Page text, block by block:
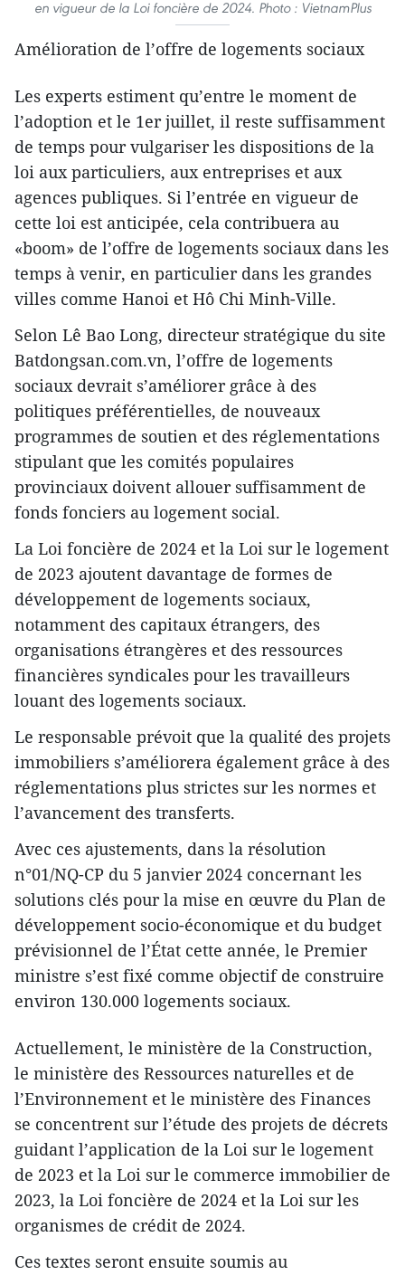
en vigueur de la Loi foncière de 2024. Photo : VietnamPlus
Amélioration de l’offre de logements sociaux
Les experts estiment qu’entre le moment de
l’adoption et le 1er juillet, il reste suffisamment
de temps pour vulgariser les dispositions de la
loi aux particuliers, aux entreprises et aux
agences publiques. Si l’entrée en vigueur de
cette loi est anticipée, cela contribuera au
«boom» de l’offre de logements sociaux dans les
temps à venir, en particulier dans les grandes
villes comme Hanoi et Hô Chi Minh-Ville.
Selon Lê Bao Long, directeur stratégique du site
Batdongsan.com.vn, l’offre de logements
sociaux devrait s’améliorer grâce à des
politiques préférentielles, de nouveaux
programmes de soutien et des réglementations
stipulant que les comités populaires
provinciaux doivent allouer suffisamment de
fonds fonciers au logement social.
La Loi foncière de 2024 et la Loi sur le logement
de 2023 ajoutent davantage de formes de
développement de logements sociaux,
notamment des capitaux étrangers, des
organisations étrangères et des ressources
financières syndicales pour les travailleurs
louant des logements sociaux.
Le responsable prévoit que la qualité des projets
immobiliers s’améliorera également grâce à des
réglementations plus strictes sur les normes et
l’avancement des transferts.
Avec ces ajustements, dans la résolution
n°01/NQ-CP du 5 janvier 2024 concernant les
solutions clés pour la mise en œuvre du Plan de
développement socio-économique et du budget
prévisionnel de l’État cette année, le Premier
ministre s’est fixé comme objectif de construire
environ 130.000 logements sociaux.
Actuellement, le ministère de la Construction,
le ministère des Ressources naturelles et de
l’Environnement et le ministère des Finances
se concentrent sur l’étude des projets de décrets
guidant l’application de la Loi sur le logement
de 2023 et la Loi sur le commerce immobilier de
2023, la Loi foncière de 2024 et la Loi sur les
organismes de crédit de 2024.
Ces textes seront ensuite soumis au